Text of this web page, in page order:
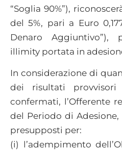
“Soglia 90%”),
del 5%, pari a Euro
Denaro Aggiuntivo”),
illimity portata in
In considerazione di
dei risultati provvisori
confermati, l’Offerente
del Periodo di
presupposti per:
(i) l’adempimento